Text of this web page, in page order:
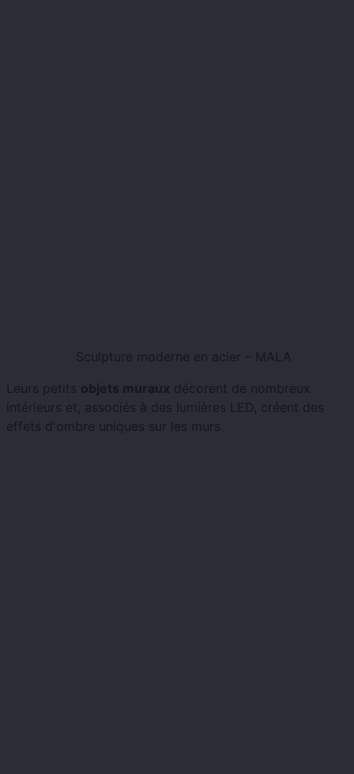
Sculpture moderne en acier – MALA
Leurs petits objets muraux décorent de nombreux
intérieurs et, associés à des lumières LED, créent des
effets d'ombre uniques sur les murs.